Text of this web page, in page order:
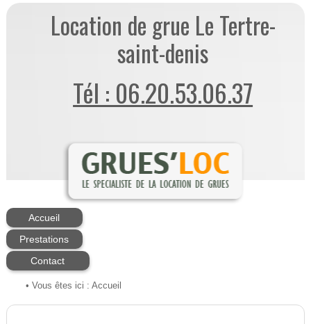
Location de grue Le Tertre-
saint-denis
Tél : 06.20.53.06.37
Accueil
Prestations
Contact
• Vous êtes ici : Accueil